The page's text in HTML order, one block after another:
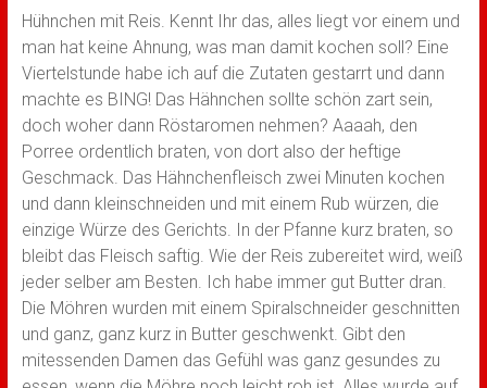
Hühnchen mit Reis. Kennt Ihr das, alles liegt vor einem und
man hat keine Ahnung, was man damit kochen soll? Eine
Viertelstunde habe ich auf die Zutaten gestarrt und dann
machte es BING! Das Hähnchen sollte schön zart sein,
doch woher dann Röstaromen nehmen? Aaaah, den
Porree ordentlich braten, von dort also der heftige
Geschmack. Das Hähnchenfleisch zwei Minuten kochen
und dann kleinschneiden und mit einem Rub würzen, die
einzige Würze des Gerichts. In der Pfanne kurz braten, so
bleibt das Fleisch saftig. Wie der Reis zubereitet wird, weiß
jeder selber am Besten. Ich habe immer gut Butter dran.
Die Möhren wurden mit einem Spiralschneider geschnitten
und ganz, ganz kurz in Butter geschwenkt. Gibt den
mitessenden Damen das Gefühl was ganz gesundes zu